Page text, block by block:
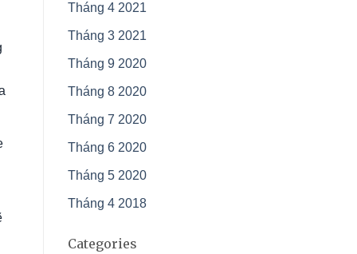
Tháng 4 2021
Tháng 3 2021
Tháng 9 2020
Tháng 8 2020
Tháng 7 2020
Tháng 6 2020
Tháng 5 2020
Tháng 4 2018
Categories